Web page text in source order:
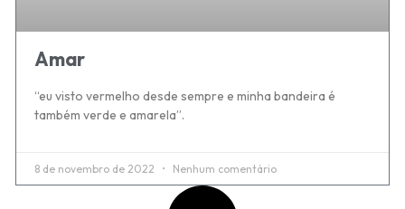
Amar
“eu visto vermelho desde sempre e minha bandeira é
também verde e amarela”.
8 de novembro de 2022 Nenhum comentário